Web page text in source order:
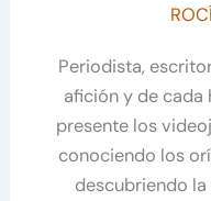
Periodista,
afición y de cada
presente los
conociendo los
descubriendo